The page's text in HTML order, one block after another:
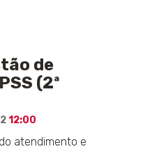
de
(2ª
12:00
atendimento e